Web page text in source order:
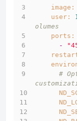
image:
user:
olumes
ports:
-
#